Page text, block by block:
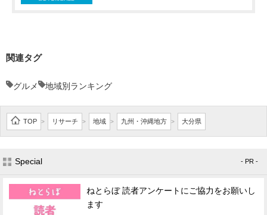
関連タグ
グルメ 地域別ランキング
TOP > リサーチ > 地域 > 九州・沖縄地方 > 大分県
Special - PR -
ねとらぼ 読者アンケートにご協力をお願いし
ます